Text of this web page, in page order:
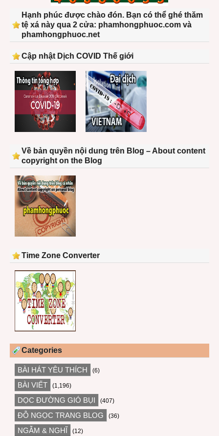
Hạnh phúc được chào đón. Bạn có thể ghé thăm
tệ xá này qua 2 cửa: phamhongphuoc.com và
phamhongphuoc.net
Cập nhật Dịch COVID Thế giới
Về bản quyền nội dung trên Blog – About content
copyright on the Blog
Time Zone Converter
Categories
BÀI HÁT YÊU THÍCH (6)
BÀI VIẾT (1,196)
DỌC ĐƯỜNG GIÓ BỤI (407)
ĐỖ NGỌC TRANG BLOG (36)
NGẪM & NGHĨ (12)